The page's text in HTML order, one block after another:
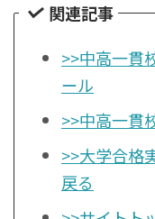
関連記事
>>中高一貫
ール
>>中高一貫
>>大学合格
戻る